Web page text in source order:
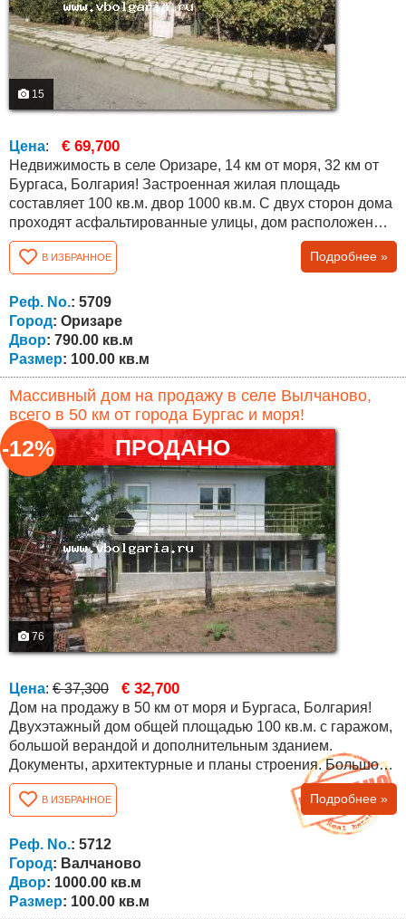
15
Цена: € 69,700
Недвижимость в селе Оризаре, 14 км от моря, 32 км от
Бургаса, Болгария! Застроенная жилая площадь
составляет 100 кв.м. двор 1000 кв.м. С двух сторон дома
проходят асфальтированные улицы, дом расположен
недалеко от центра деревни. Дом состоит из зала, и трех
комнат. Недвижимость находится в очень хорошем
состоянии (в доме можно жить), но нуждается в
освежении и модернизации. Во дворе есть
хозяйственная постройка, виноградник и колодец!...
В ИЗБРАННОЕ Подробнее »
Реф. No.: 5709
Город: Оризаре
Двор: 790.00 кв.м
Размер: 100.00 кв.м
Массивный дом на продажу в селе Вылчаново,
всего в 50 км от города Бургас и моря!
ПРОДАНО
76
-12%
Цена: € 37,300 € 32,700
Дом на продажу в 50 км от моря и Бургаса, Болгария!
Двухэтажный дом общей площадью 100 кв.м. с гаражом,
большой верандой и дополнительным зданием.
Документы, архитектурные и планы строения. Большой
двор (1000 кв.м.) с виноградником, фруктовыми
деревьями и большим дополнительным зданием
(сараем). С двух сторон участка проходят две улицы и в
10 метрах асфальтированная дорога. Район подходит
для охоты на крупную дичь (село окружено лесом)...
В ИЗБРАННОЕ Подробнее »
Реф. No.: 5712
Город: Валчаново
Двор: 1000.00 кв.м
Размер: 100.00 кв.м